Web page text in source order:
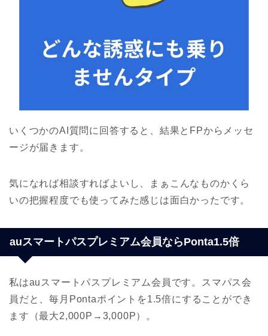
いくつかのAI質問に回答すると、結果とFPからメッセ
ージが届きます。
気になれば相談すればよいし、まぁこんなものかくら
いの把握程度でも使ってみた感じは面白かったです。
auスマートパスプレミアム会員ならPonta1.5倍
私はauスマートパスプレミアム会員です。スマパス会
員だと、毎月Pontaポイントを1.5倍にすることができ
ます（最大2,000P→3,000P）。